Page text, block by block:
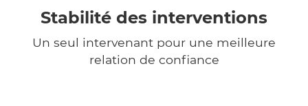
Stabilité des interventions
Un seul intervenant pour une meilleure
relation de confiance